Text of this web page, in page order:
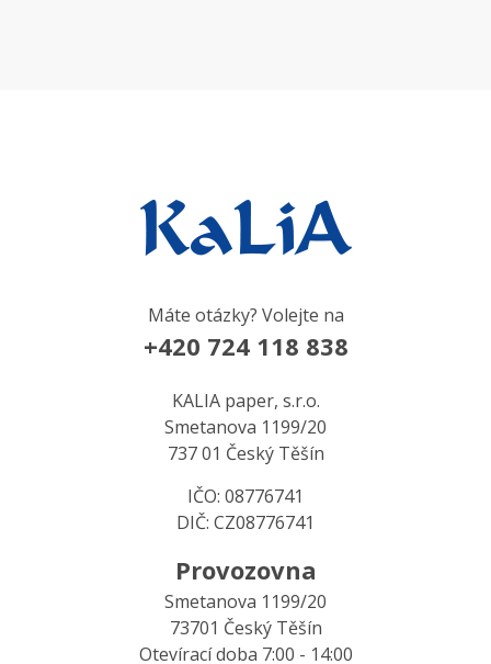
Máte otázky? Volejte na
+420 724 118 838
KALIA paper, s.r.o.
Smetanova 1199/20
737 01 Český Těšín
IČO: 08776741
DIČ: CZ08776741
Provozovna
Smetanova 1199/20
73701 Český Těšín
Otevírací doba 7:00 - 14:00